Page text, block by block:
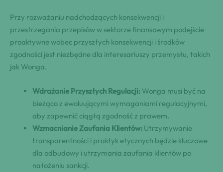
Przy rozważaniu nadchodzących konsekwencji i
przestrzegania przepisów w sektorze finansowym podejście
proaktywne wobec przyszłych konsekwencji i środków
zgodności jest niezbędne dla interesariuszy przemysłu, takich
jak Wonga.
Wdrażanie Przyszłych Regulacji: Wonga musi być na
bieżąco z ewoluującymi wymaganiami regulacyjnymi,
aby zapewnić ciągłą zgodność z prawem.
Wzmacnianie Zaufania Klientów: Utrzymywanie
transparentności i praktyk etycznych będzie kluczowe
dla odbudowy i utrzymania zaufania klientów po
nałożeniu sankcji.